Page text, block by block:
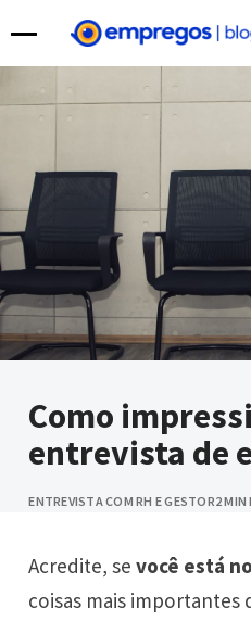
Pular para o conteúdo
Como
entrevista de
ENTREVISTA COM RH E GESTOR2 MIN
Acredite, sevocê está
coisas mais importantes